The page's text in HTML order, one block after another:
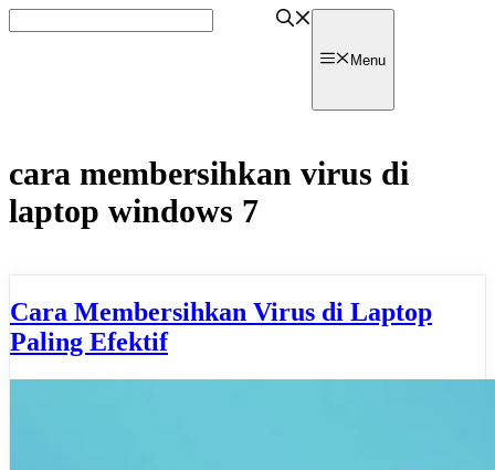
to
Menu
cara membersihkan virus di
laptop windows 7
Cara Membersihkan Virus di Laptop
Paling Efektif